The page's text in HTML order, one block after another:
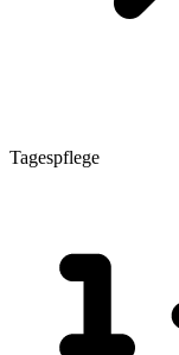
Tagespflege